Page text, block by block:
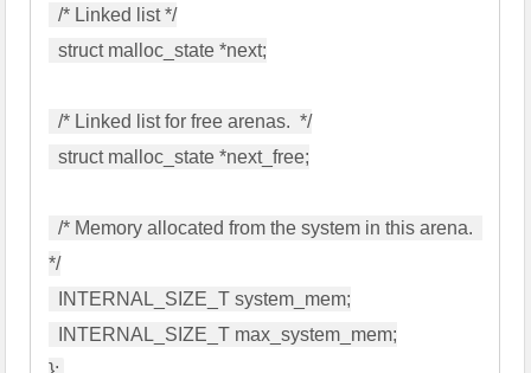
  /* Linked list */
  struct malloc_state *next;
  /* Linked list for free arenas.  */
  struct malloc_state *next_free;
  /* Memory allocated from the system in this arena.
*/